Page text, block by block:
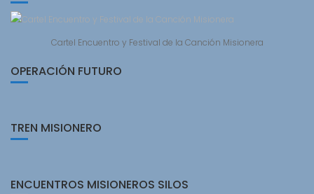
Cartel Encuentro y Festival de la Canción Misionera
OPERACIÓN FUTURO
TREN MISIONERO
ENCUENTROS MISIONEROS SILOS